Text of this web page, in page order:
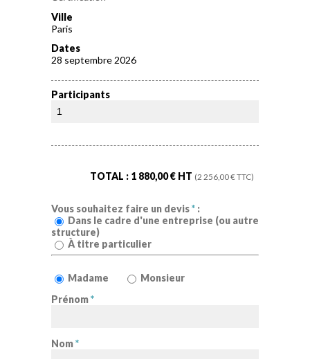
Ville
Paris
Dates
28 septembre 2026
Participants
TOTAL : 1 880,00€ HT (2 256,00€ TTC)
Vous souhaitez faire un devis* :
Dans le cadre d'une entreprise (ou autre
structure)
À titre particulier
Madame
Monsieur
Prénom*
Nom*